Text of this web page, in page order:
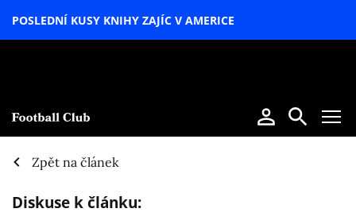
POSLEDNÍ KUSY KNIHY ZAJÍC V AMERICE
Zpět na článek
Diskuse k článku: